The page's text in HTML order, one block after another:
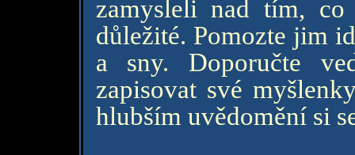
zamysleli nad tím,
důležité. Pomozte jim
a sny. Doporučte
zapisovat své
hlubším uvědomění si